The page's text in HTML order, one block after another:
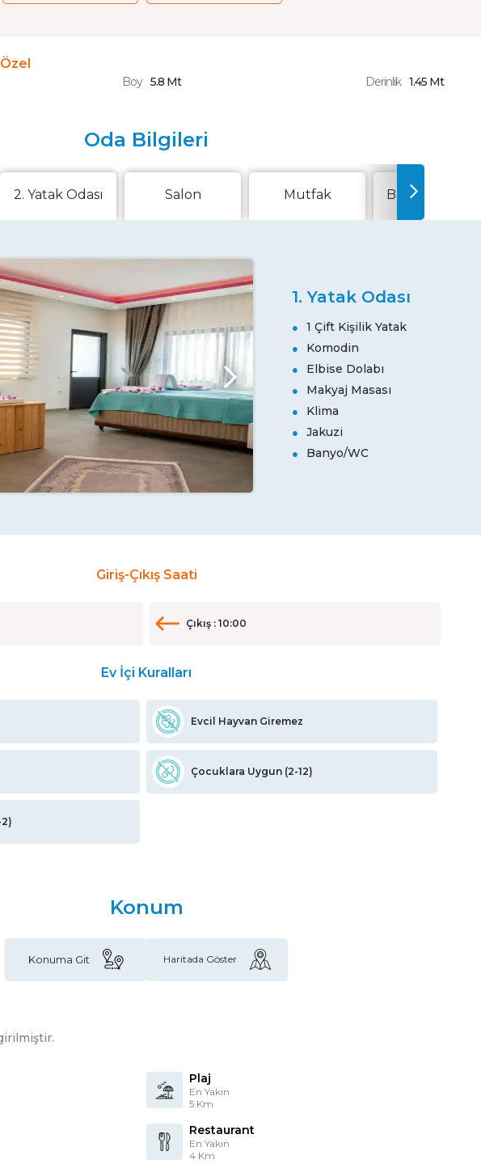
Boy 5.8 Mt Derinlik 1.45 Mt
Oda Bilgileri
2. Yatak Odası Salon Mutfak Bahçe Veya
1. Yatak Odası
1 Çift Kişilik Yatak
Komodin
Elbise Dolabı
Makyaj Masası
Klima
Jakuzi
Banyo/WC
Giriş-Çıkış Saati
Çıkış : 10:00
Ev İçi Kuralları
Evcil Hayvan Giremez
Çocuklara Uygun (2-12)
Konum
Konuma Git Haritada Göster
Plaj
En Yakın
5 Km
Restaurant
En Yakın
4 Km